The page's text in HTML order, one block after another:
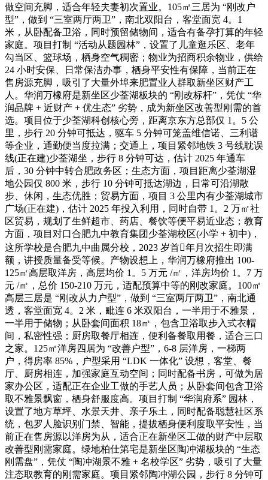
做空间充脚，适合年轻夫妻初次置业。105㎡三居为 “刚改户
型”，做到 “三室两厅两卫”，南北双阳台，客堂面宽 4。1
米，从卧配备卫浴，同时预留储物间，适合有备孕打算的年轻
家庭。项目打制 “活动从题园林”，设置了儿童逛乐区、老年
勾当区、篮球场，栖身空气稠密；物业为招商积余物业，供给
24 小时安保、日常保洁办事，栖身平安性有保障，当前正在
售房源充脚，吸引了大量外埠来肥置业人群取新坐区财产工
人。华润万橡府是新坐区少荃湖板块的 “刚改标杆”，凭仗 “华
润品牌 + 近财产 + 优生态” 劣势，成为新坐区改善型刚需的首
选。项目位于少荃湖科创核心旁，距离京东方总部仅 1。5 公
里，步行 20 分钟可抵达，驱车 5 分钟可笼盖维信诺、三利谱
等企业，通勤便当度拉满；交通上，项目紧邻地铁 3 号线耽误
线(正在建)少荃湖坐，步行 8 分钟可达，估计 2025 年通车
后，30 分钟中转合肥政务区；生态方面，项目距离少荃湖湿
地公园仅 800 米，步行 10 分钟可抵达湖边，日常可沿湖散
步、休闲，生态优胜；贸易方面，项目 3 公里内有少荃湖城市
广场(正在建)，估计 2025 年投入利用，同时自带 1。2 万㎡社
区贸易，规划了生鲜超市、药店、餐饮等便平易近业态；教育
方面，项目对口合肥九中教育集团少荃湖校区(小学 + 初中)，
这所学校是合肥九中曲属分校，2023 岁首年月次招生即满
额，讲授质量备受等候。产物设想上，华润万橡府推出 100-
125㎡高层取洋房，高层均价 1。5 万元 /㎡，洋房均价 1。7 万
元 /㎡，总价 150-210 万元，适配预算中等的刚改家庭。100㎡
高层三居是 “刚改从力户型”，做到 “三室两厅两卫”，南北通
透，客堂面宽 4。2 米，毗连 6 米双阳台，一半用于不雅景，
一半用于储物；从卧套间面积 18㎡，包含卫浴取步入式衣帽
间，私密性强；厨房取餐厅相连，便利备餐取用餐，适合三口
之家。125㎡洋房四居为 “改善户型”，6-8 层洋房，一梯两
户，得房率 85%，户型采用 “LDK 一体化” 设想，客堂、餐
厅、厨房相连，加强家庭互动空间；同时配备书房，可做为居
家办公区，适配正在企业工做的手艺人员；从卧套间包含卫浴
取不雅景飘窗，栖身舒服度高。项目打制 “华润府系” 园林，
设置了地方草坪、水景天井、亲子乐土，同时配备聪慧社区系
统，包罗人脸识别门禁、智能，提拔栖身便利度取平安性，当
前正在售房源以洋房为从，适合正在新坐区工做的财产中层取
改善型刚需家庭。绿地柏仕第宅是新坐区陶冲湖板块的 “生态
刚需盘”，凭仗 “陶冲湖景不雅 + 名校学区” 劣势，吸引了大量
注态取教育的刚需家庭。项目紧邻陶冲湖公园，步行 8 分钟可